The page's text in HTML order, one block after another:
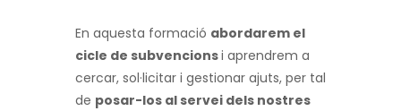
En aquesta formació abordarem el
cicle de subvencionsi aprendrem a
cercar, sol·licitar i gestionar ajuts, per tal
de posar-los al servei dels nostres